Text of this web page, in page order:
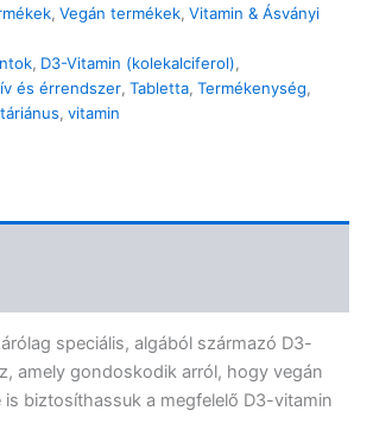
, Vegán termékek, Vitamin & Ásványi
, D3-Vitamin (kolekalciferol),
és érrendszer, Tabletta, Termékenység,
, vitamin
speciális, algából származó D3-
amely gondoskodik arról, hogy vegán
biztosíthassuk a megfelelő D3-vitamin